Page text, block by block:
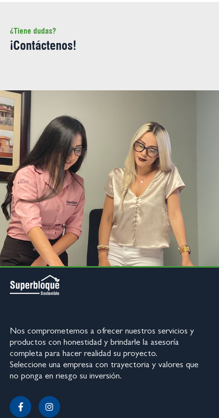
¿Tiene dudas?
¡Contáctenos!
Nos comprometemos a ofrecer nuestros servicios y
productos con honestidad y brindarle la asesoría
completa para hacer realidad su proyecto.
Seleccione una empresa con trayectoria y valores que
no ponga en riesgo su inversión.